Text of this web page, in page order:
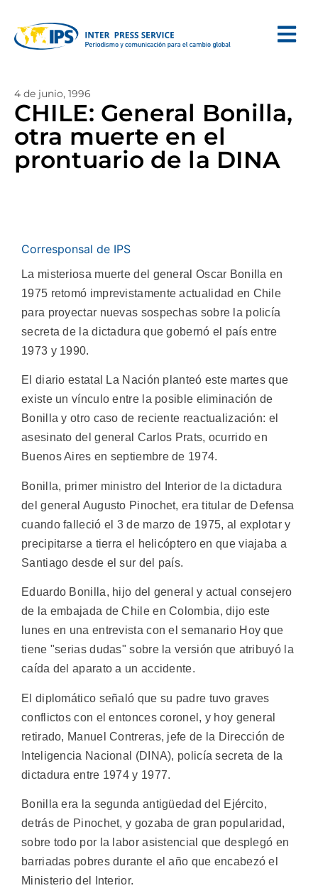
4 de junio, 1996
CHILE: General Bonilla,
otra muerte en el
prontuario de la DINA
Corresponsal de IPS
La misteriosa muerte del general Oscar Bonilla en
1975 retomó imprevistamente actualidad en Chile
para proyectar nuevas sospechas sobre la policía
secreta de la dictadura que gobernó el país entre
1973 y 1990.
El diario estatal La Nación planteó este martes que
existe un vínculo entre la posible eliminación de
Bonilla y otro caso de reciente reactualización: el
asesinato del general Carlos Prats, ocurrido en
Buenos Aires en septiembre de 1974.
Bonilla, primer ministro del Interior de la dictadura
del general Augusto Pinochet, era titular de Defensa
cuando falleció el 3 de marzo de 1975, al explotar y
precipitarse a tierra el helicóptero en que viajaba a
Santiago desde el sur del país.
Eduardo Bonilla, hijo del general y actual consejero
de la embajada de Chile en Colombia, dijo este
lunes en una entrevista con el semanario Hoy que
tiene "serias dudas" sobre la versión que atribuyó la
caída del aparato a un accidente.
El diplomático señaló que su padre tuvo graves
conflictos con el entonces coronel, y hoy general
retirado, Manuel Contreras, jefe de la Dirección de
Inteligencia Nacional (DINA), policía secreta de la
dictadura entre 1974 y 1977.
Bonilla era la segunda antigüedad del Ejército,
detrás de Pinochet, y gozaba de gran popularidad,
sobre todo por la labor asistencial que desplegó en
barriadas pobres durante el año que encabezó el
Ministerio del Interior.